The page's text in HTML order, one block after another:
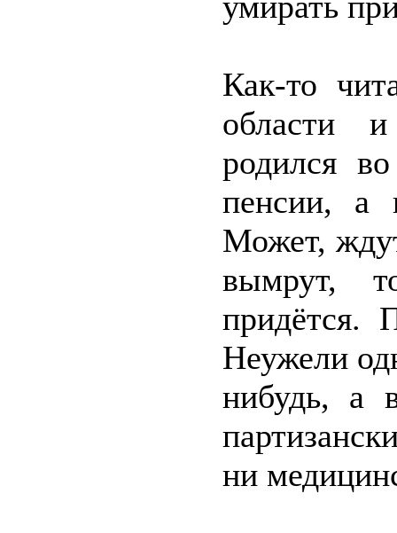
Как-то
области
родился
пенсии, а
Может,
вымрут,
придётся.
Неужели
нибудь, а
ни